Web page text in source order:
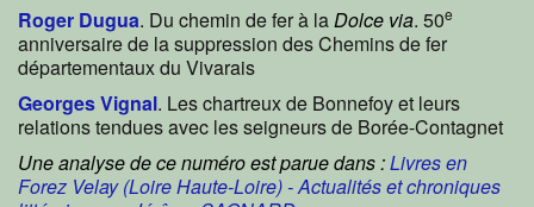
Roger Dugua. Du chemin de fer à laDolce via. 50e
anniversaire de la suppression des Chemins de fer
départementaux du Vivarais
Georges Vignal. Les chartreux de Bonnefoy et leurs
relations tendues avec les seigneurs de Borée-Contagnet
Une analyse de ce numéro est parue dans :Livres en
Forez Velay (Loire Haute-Loire) - Actualités et chroniques